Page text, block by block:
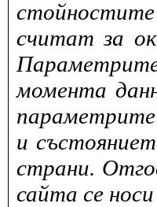
стойностите
считат за
Параметрите
момента
параметрите
и
страни.
сайта се